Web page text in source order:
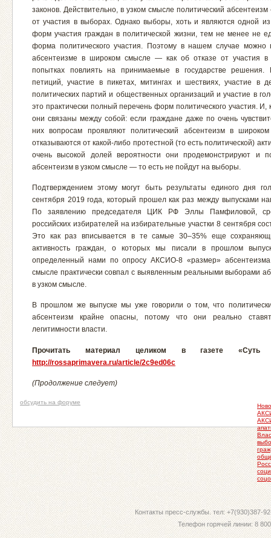
законов. Действительно, в узком смысле политический
от участия в выборах. Однако выборы, хоть и являются одной
форм участия граждан в политической жизни, тем не менее не
форма политического участия. Поэтому в нашем случае можно
абсентеизме в широком смысле — как об отказе от участия в
попытках повлиять на принимаемые в государстве решения.
петиций, участие в пикетах, митингах и шествиях, участие в
политических партий и общественных организаций и участие в
это практически полный перечень форм политического участия. И,
они связаны между собой: если граждане даже по очень
них вопросам проявляют политический абсентеизм в
отказываются от какой-либо протестной (то есть политической)
очень высокой долей вероятности они продемонстрируют и
абсентеизм в узком смысле — то есть не пойдут на выборы.
Подтверждением этому могут быть результаты единого дня
сентября 2019 года, который прошел как раз между выпусками
По заявлению председателя ЦИК РФ Эллы Памфиловой,
российских избирателей на избирательные участки 8 сентября
Это как раз вписывается в те самые 30–35% еще
активность граждан, о которых мы писали в прошлом
определенный нами по опросу АКСИО-8 «размер»
смысле практически совпал с выявленным реальными выборами
в узком смысле.
В прошлом же выпуске мы уже говорили о том, что
абсентеизм крайне опасны, потому что они реально
легитимности власти.
Прочитать материал целиком в газете«Суть
http://rossaprimavera.ru/article/2c9ed06c
(Продолжение следует)
обсудить на форуме
Контакты пресс-службы. тел: +7(930)387-
Телефон горячей линии: 8